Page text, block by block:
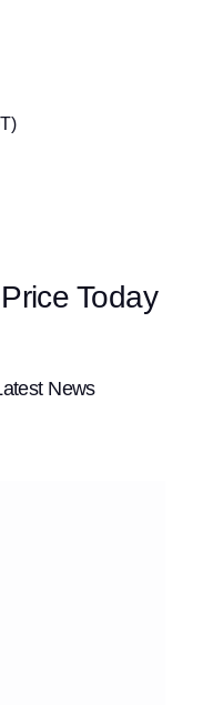
Today
News